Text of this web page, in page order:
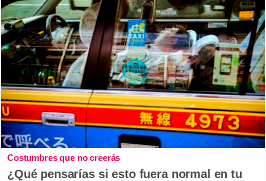
Costumbres que no creerás
¿Qué pensarías si esto fuera normal en tu